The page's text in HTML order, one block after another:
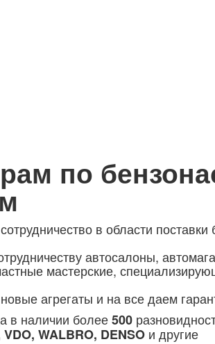
по
в области поставки
автосалоны,
мастерские,
агрегаты и на все даем
в наличии более500
WALBRO, DENSO и другие